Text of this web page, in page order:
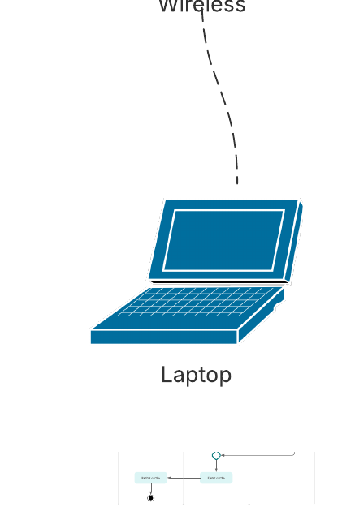
Abra este template para ver um exemplo de diagrama de rede Cisco,
personalizável de acordo com seu caso de uso.